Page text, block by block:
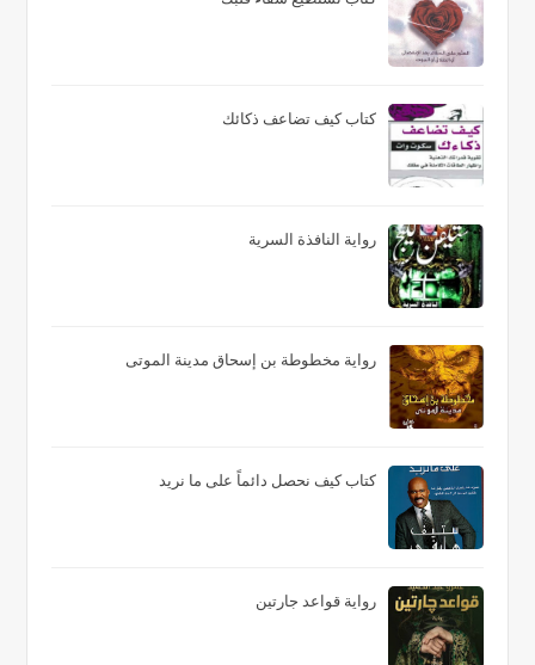
كتاب كيف تضاعف ذكائك
رواية النافذة السرية
رواية مخطوطة بن إسحاق مدينة الموتى
كتاب كيف نحصل دائماً على ما نريد
رواية قواعد جارتين